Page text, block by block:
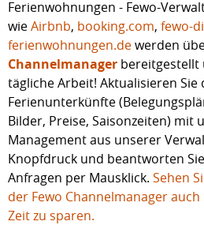
Ferienwohnungen - Fewo-
wieAirbnb, booking.com, fewo-
ferienwohnungen.dewerden
Channelmanager bereitgestellt
tägliche Arbeit! Aktualisieren
Ferienunterkünfte
Bilder, Preise, Saisonzeiten) mit
Management aus unserer
Knopfdruck und beantworten
Anfragen per Mausklick. Sehen
der Fewo Channelmanager
Zeit zu sparen.